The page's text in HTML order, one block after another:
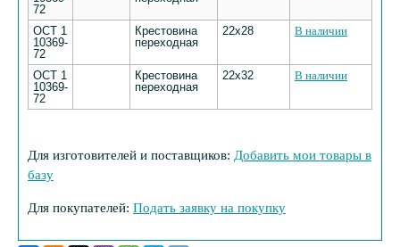
72
ОСТ 1
10369-
72
Крестовина
переходная
22х28 В наличии
ОСТ 1
10369-
72
Крестовина
переходная
22х32 В наличии
Для изготовителей и поставщиков: Добавить мои товары в
базу
Для покупателей: Подать заявку на покупку